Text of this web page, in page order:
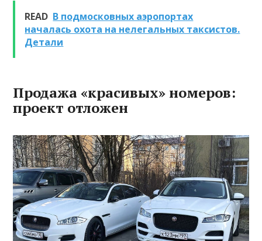
READ В подмосковных аэропортах
началась охота на нелегальных таксистов.
Детали
Продажа «красивых» номеров:
проект отложен